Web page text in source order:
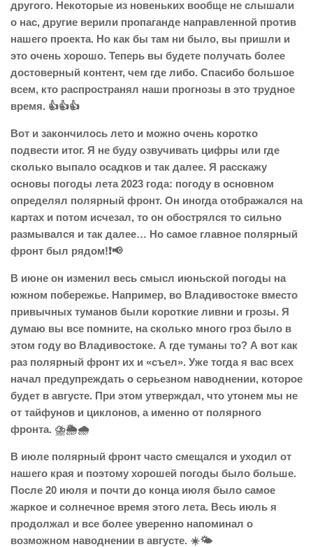
другого. Некоторые из новеньких вообще не слышали
о нас, другие верили пропаганде направленной против
нашего проекта. Но как бы там ни было, вы пришли и
это очень хорошо. Теперь вы будете получать более
достоверный контент, чем где либо. Спасибо большое
всем, кто распространял наши прогнозы в это трудное
время. 👍👍👍
Вот и закончилось лето и можно очень коротко
подвести итог. Я не буду озвучивать цифры или где
сколько выпало осадков и так далее. Я расскажу
основы погоды лета 2023 года: погоду в основном
определял полярный фронт. Он иногда отображался на
картах и потом исчезал, то он обострялся то сильно
размывался и так далее… Но самое главное полярный
фронт был рядом!❗📢
В июне он изменил весь смысл июньской погоды на
южном побережье. Например, во Владивостоке вместо
привычных туманов были короткие ливни и грозы. Я
думаю вы все помните, на сколько много гроз было в
этом году во Владивостоке. А где туманы то? А вот как
раз полярный фронт их и «съел». Уже тогда я вас всех
начал предупреждать о серьезном наводнении, которое
будет в августе. При этом утверждал, что утонем мы не
от тайфунов и циклонов, а именно от полярного
фронта. ⛈️🌦️🌧️
В июле полярный фронт часто смещался и уходил от
нашего края и поэтому хорошей погоды было больше.
После 20 июля и почти до конца июля было самое
жаркое и солнечное время этого лета. Весь июль я
продолжал и все более уверенно напоминал о
возможном наводнении в августе. ☀️🌤️